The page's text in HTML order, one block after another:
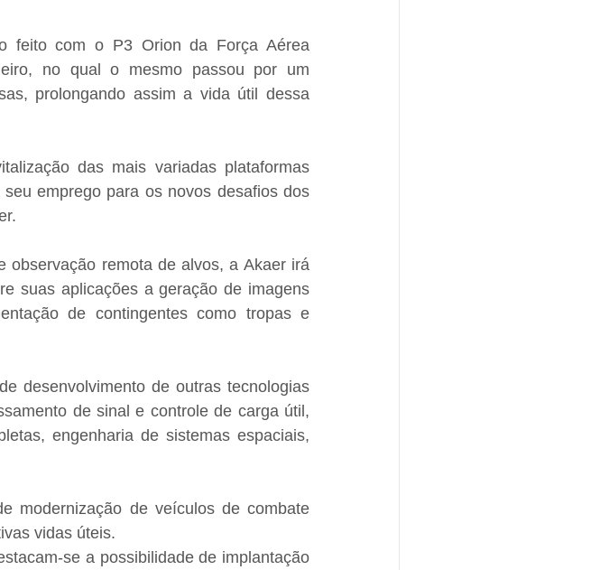
feito com o P3 Orion da Força Aérea
no qual o mesmo passou por um
prolongando assim a vida útil dessa
das mais variadas plataformas
emprego para os novos desafios dos
observação remota de alvos, a Akaer irá
suas aplicações a geração de imagens
de contingentes como tropas e
desenvolvimento de outras tecnologias
de sinal e controle de carga útil,
engenharia de sistemas espaciais,
modernização de veículos de combate
vidas úteis.
se a possibilidade de implantação